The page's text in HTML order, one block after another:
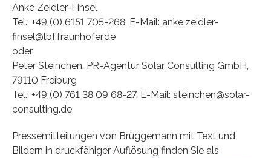
Anke Zeidler-Finsel
Tel.: +49 (0) 6151 705-268, E-Mail: anke.zeidler-
finsel@lbf.fraunhofer.de
oder
Peter Steinchen, PR-Agentur Solar Consulting GmbH,
79110 Freiburg
Tel.: +49 (0) 761 38 09 68-27, E-Mail: steinchen@solar-
consulting.de
Pressemitteilungen von Brüggemann mit Text und
Bildern in druckfähiger Auflösung finden Sie als